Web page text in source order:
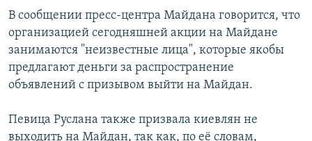
В сообщении пресс-центра Майдана говорится, что
организацией сегодняшней акции на Майдане
занимаются "неизвестные лица", которые якобы
предлагают деньги за распространение
объявлений с призывом выйти на Майдан.
Певица Руслана также призвала киевлян не
выходить на Майдан, так как, по её словам,